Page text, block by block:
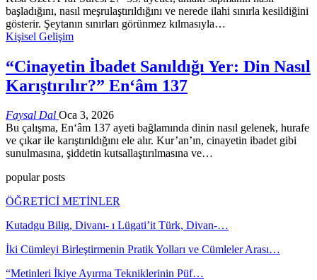
başladığını, nasıl meşrulaştırıldığını ve nerede ilahi sınırla kesildiğini
gösterir. Şeytanın sınırları görünmez kılmasıyla…
Kişisel Gelişim
“Cinayetin İbadet Sanıldığı Yer: Din Nasıl
Karıştırılır?” En‘âm 137
Faysal Dal Oca 3, 2026
Bu çalışma, En‘âm 137 ayeti bağlamında dinin nasıl gelenek, hurafe
ve çıkar ile karıştırıldığını ele alır. Kur’an’ın, cinayetin ibadet gibi
sunulmasına, şiddetin kutsallaştırılmasına ve…
popular posts
ÖĞRETİCİ METİNLER
Kutadgu Bilig, Divanı- ı Lügati’it Türk, Divan-…
İki Cümleyi Birleştirmenin Pratik Yolları ve Cümleler Arası…
“Metinleri İkiye Ayırma Tekniklerinin Püf…